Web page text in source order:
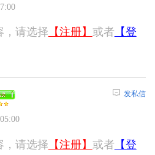
，请选择 【注册】 或者 【登
发私信
，请选择 【注册】 或者 【登